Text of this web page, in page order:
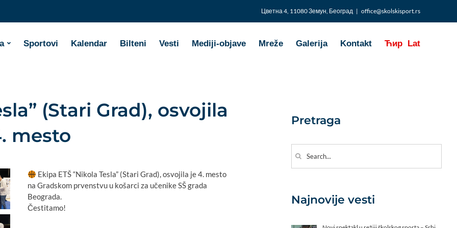
Цветна 4, 11080 Земун, Београд | office@skolskisport.rs
Sportovi Kalendar Bilteni Vesti Mediji-objave Mreže Galerija Kontakt Ћир Lat
(Stari Grad), osvojila
mesto
Ekipa ETŠ “Nikola Tesla” (Stari Grad), osvojila je 4. mesto
na Gradskom prvenstvu u košarci za učenike SŠ grada
Beograda.
Čestitamo!
Pretraga
for:
Najnovije vesti